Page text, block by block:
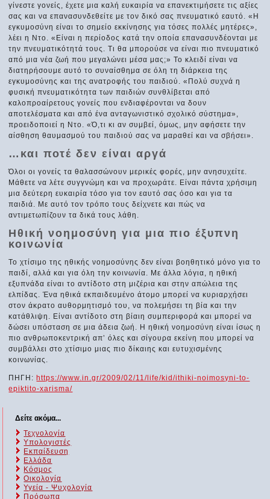
γίνεστε γονείς, έχετε μια καλή ευκαιρία να επανεκτιμήσετε τις αξίες
σας και να επανασυνδεθείτε με τον δικό σας πνευματικό εαυτό. «Η
εγκυμοσύνη είναι το σημείο εκκίνησης για τόσες πολλές μητέρες»,
λέει η Ντο. «Είναι η περίοδος κατά την οποία επανασυνδέονται με
την πνευματικότητά τους. Τι θα μπορούσε να είναι πιο πνευματικό
από μια νέα ζωή που μεγαλώνει μέσα μας;» Το κλειδί είναι να
διατηρήσουμε αυτό το συναίσθημα σε όλη τη διάρκεια της
εγκυμοσύνης και της ανατροφής του παιδιού. «Πολύ συχνά η
φυσική πνευματικότητα των παιδιών συνθλίβεται από
καλοπροαίρετους γονείς που ενδιαφέρονται να δουν
αποτελέσματα και από ένα ανταγωνιστικό σχολικό σύστημα»,
προειδοποιεί η Ντο. «Ό,τι κι αν συμβεί, όμως, μην αφήσετε την
αίσθηση θαυμασμού του παιδιού σας να μαραθεί και να σβήσει».
…και ποτέ δεν είναι αργά
Όλοι οι γονείς τα θαλασσώνουν μερικές φορές, μην ανησυχείτε.
Μάθετε να λέτε συγγνώμη και να προχωράτε. Είναι πάντα χρήσιμη
μια δεύτερη ευκαιρία τόσο για τον εαυτό σας όσο και για τα
παιδιά. Με αυτό τον τρόπο τους δείχνετε και πώς να
αντιμετωπίζουν τα δικά τους λάθη.
Ηθική νοημοσύνη για μια πιο έξυπνη
κοινωνία
Το χτίσιμο της ηθικής νοημοσύνης δεν είναι βοηθητικό μόνο για το
παιδί, αλλά και για όλη την κοινωνία. Με άλλα λόγια, η ηθική
εξυπνάδα είναι το αντίδοτο στη μιζέρια και στην απώλεια της
ελπίδας. Ένα ηθικά εκπαιδευμένο άτομο μπορεί να κυριαρχήσει
στον άκρατο αυθορμητισμό του, να πολεμήσει τη βία και την
κατάθλιψη. Είναι αντίδοτο στη βίαιη συμπεριφορά και μπορεί να
δώσει υπόσταση σε μια άδεια ζωή. Η ηθική νοημοσύνη είναι ίσως η
πιο ανθρωποκεντρική απ’ όλες και σίγουρα εκείνη που μπορεί να
συμβάλλει στο χτίσιμο μιας πιο δίκαιης και ευτυχισμένης
κοινωνίας.
ΠΗΓΗ:https://www.in.gr/2009/02/11/life/kid/ithiki-noimosyni-to-
epiktito-xarisma/
Δείτε ακόμα...
Τεχνολογία
Υπολογιστές
Εκπαίδευση
Ελλάδα
Κόσμος
Οικολογία
Υγεία - Ψυχολογία
Πρόσωπα